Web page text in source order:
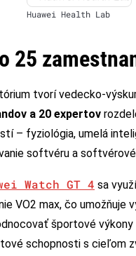
Huawei Health Lab
25
tvorí vedecko-
a 20 expertov
– fyziológia, umelá
softvéru a
Watch GT 4 sa
VO2 max, čo umožňuje
športové výkony
schopnosti s cieľom